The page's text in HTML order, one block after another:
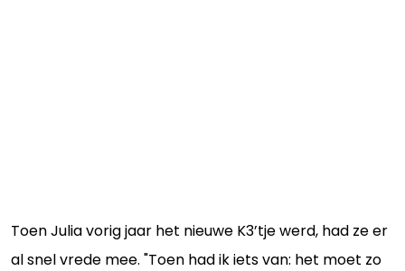
Toen Julia vorig jaar het nieuwe K3’tje werd, had ze er
al snel vrede mee. "Toen had ik iets van: het moet zo